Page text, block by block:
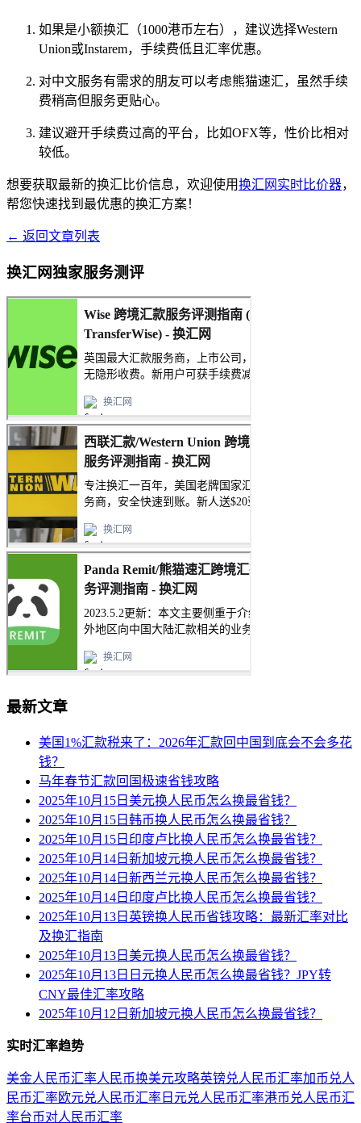
如果是小额换汇（1000港币左右），建议选择Western
Union或Instarem，手续费低且汇率优惠。
对中文服务有需求的朋友可以考虑熊猫速汇，虽然手续
费稍高但服务更贴心。
建议避开手续费过高的平台，比如OFX等，性价比相对
较低。
想要获取最新的换汇比价信息，欢迎使用换汇网实时比价器，
帮您快速找到最优惠的换汇方案！
← 返回文章列表
换汇网独家服务测评
最新文章
美国1%汇款税来了：2026年汇款回中国到底会不会多花
钱？
马年春节汇款回国极速省钱攻略
2025年10月15日美元换人民币怎么换最省钱？
2025年10月15日韩币换人民币怎么换最省钱？
2025年10月15日印度卢比换人民币怎么换最省钱？
2025年10月14日新加坡元换人民币怎么换最省钱？
2025年10月14日新西兰元换人民币怎么换最省钱？
2025年10月14日印度卢比换人民币怎么换最省钱？
2025年10月13日英镑换人民币省钱攻略：最新汇率对比
及换汇指南
2025年10月13日美元换人民币怎么换最省钱？
2025年10月13日日元换人民币怎么换最省钱？JPY转
CNY最佳汇率攻略
2025年10月12日新加坡元换人民币怎么换最省钱？
实时汇率趋势
美金人民币汇率人民币换美元攻略英镑兑人民币汇率加币兑人
民币汇率欧元兑人民币汇率 日元兑人民币汇率港币兑人民币汇
率台币对人民币汇率